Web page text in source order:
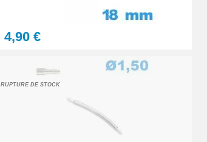
Ajouter au panier
Ajouter au panier
4,90 €
RUPTURE DE STOCK